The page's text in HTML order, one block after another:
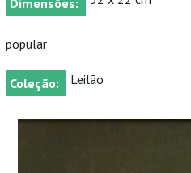
popular
Coleção: Leilão